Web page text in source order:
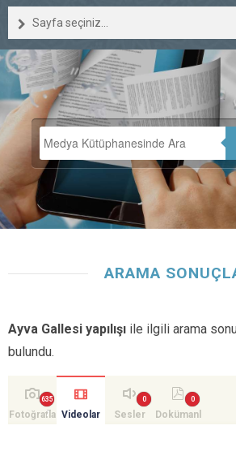
Sayfa seçiniz...
ARAMA
Ayva Gallesi yapılışı ile ilgili arama
bulundu.
Fotoğrafla Videolar Sesler
Dokümanl